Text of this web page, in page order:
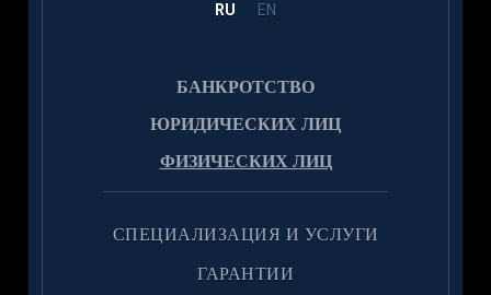
RU EN
БАНКРОТСТВО
ЮРИДИЧЕСКИХ ЛИЦ
ФИЗИЧЕСКИХ ЛИЦ
CПЕЦИАЛИЗАЦИЯ И УСЛУГИ
ГАРАНТИИ